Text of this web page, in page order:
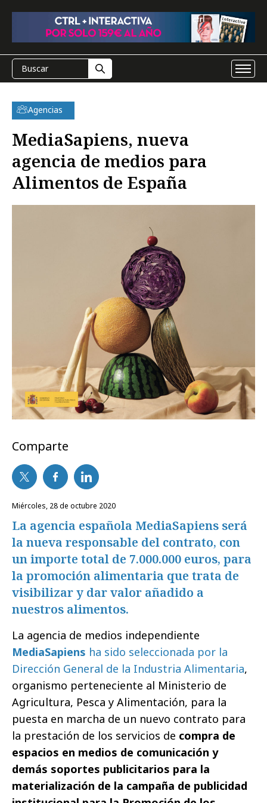
Agencias
MediaSapiens, nueva
agencia de medios para
Alimentos de España
Comparte
miércoles, 28 de octubre 2020
La agencia española MediaSapiens será
la nueva responsable del contrato, con
un importe total de 7.000.000 euros, para
la promoción alimentaria que trata de
visibilizar y dar valor añadido a
nuestros alimentos.
La agencia de medios independiente
MediaSapiens ha sido seleccionada por la
Dirección General de la Industria Alimentaria,
organismo perteneciente al Ministerio de
Agricultura, Pesca y Alimentación, para la
puesta en marcha de un nuevo contrato para
la prestación de los servicios de compra de
espacios en medios de comunicación y
demás soportes publicitarios para la
materialización de la campaña de publicidad